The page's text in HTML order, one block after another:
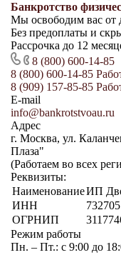
Банкротство
Мы освободим вас от
Без предоплаты и
Рассрочка до 12
8 (800) 600-14-85
8 (800) 600-14-85
8 (909) 157-85-85
E-mail
info@bankrotstvoau.ru
Адрес
г. Москва, ул.
Плаза"
(Работаем во всех
Реквизиты:
НаименованиеИП
ИНН
ОГРНИП
Режим работы
Пн. – Пт.: с 9:00 до